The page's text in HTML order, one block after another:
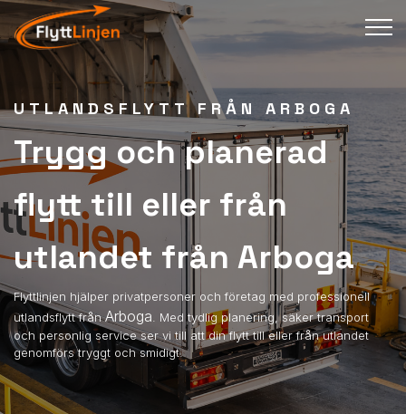
UTLANDSFLYTT FRÅN ARBOGA
Trygg och planerad
flytt till eller från
utlandet från Arboga
Flyttlinjen hjälper privatpersoner och företag med professionell
utlandsflytt frånArboga . Med tydlig planering, säker transport
och personlig service ser vi till att din flytt till eller från utlandet
genomförs tryggt och smidigt.